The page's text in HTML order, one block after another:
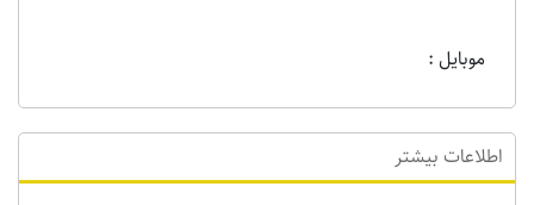
موبایل :
اطلاعات بیشتر